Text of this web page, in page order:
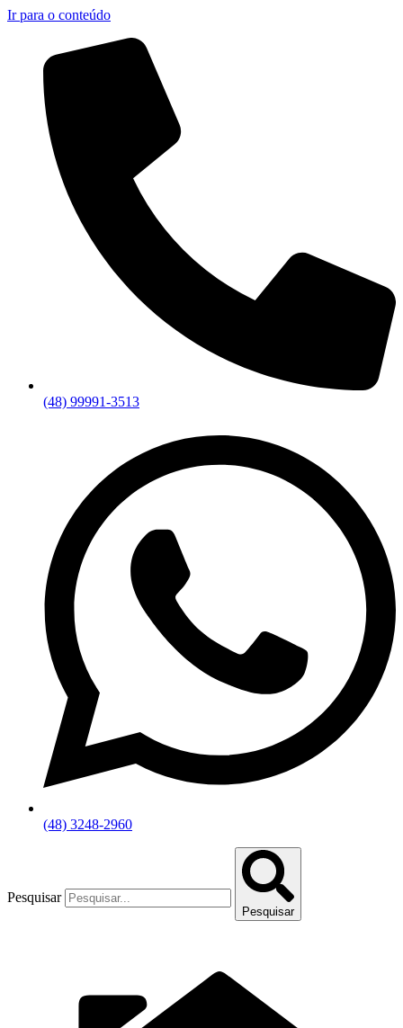
Ir para o conteúdo
(48) 99991-3513
(48) 3248-2960
Pesquisar
Pesquisar